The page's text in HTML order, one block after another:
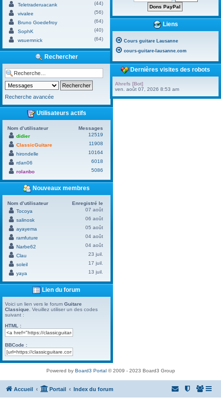
Teletraderuacank
(44)
vivalee
(56)
Bruno Goedefroy
(64)
SophK
(40)
wsuemnick
(64)
Rechercher
Recherche avancée
Utilisateurs actifs
Nom d’utilisateur
Messages
didier
12519
ClassicGuitare
11908
hirondelle
10164
rdan06
6018
rolanbo
5086
Nouveaux membres
Nom d’utilisateur
Enregistré le
Tocoya
07 août
salinosk
06 août
ayayema
05 août
ramfuture
04 août
Narbe62
04 août
Clau
23 juil.
soleil
17 juil.
yaya
13 juil.
Lien du forum
Voici un lien vers le forum Guitare
Classique . Veuillez utiliser un des codes
suivant :
HTML :
BBCode :
Liens
Cours guitare Lausanne
cours-guitare-lausanne.com
Dernières visites des robots
Ahrefs [Bot]
ven. août 07, 2026 8:53 am
Powered by Board3 Portal© 2009 - 2023 Board3 Group
Accueil Portail Index du forum